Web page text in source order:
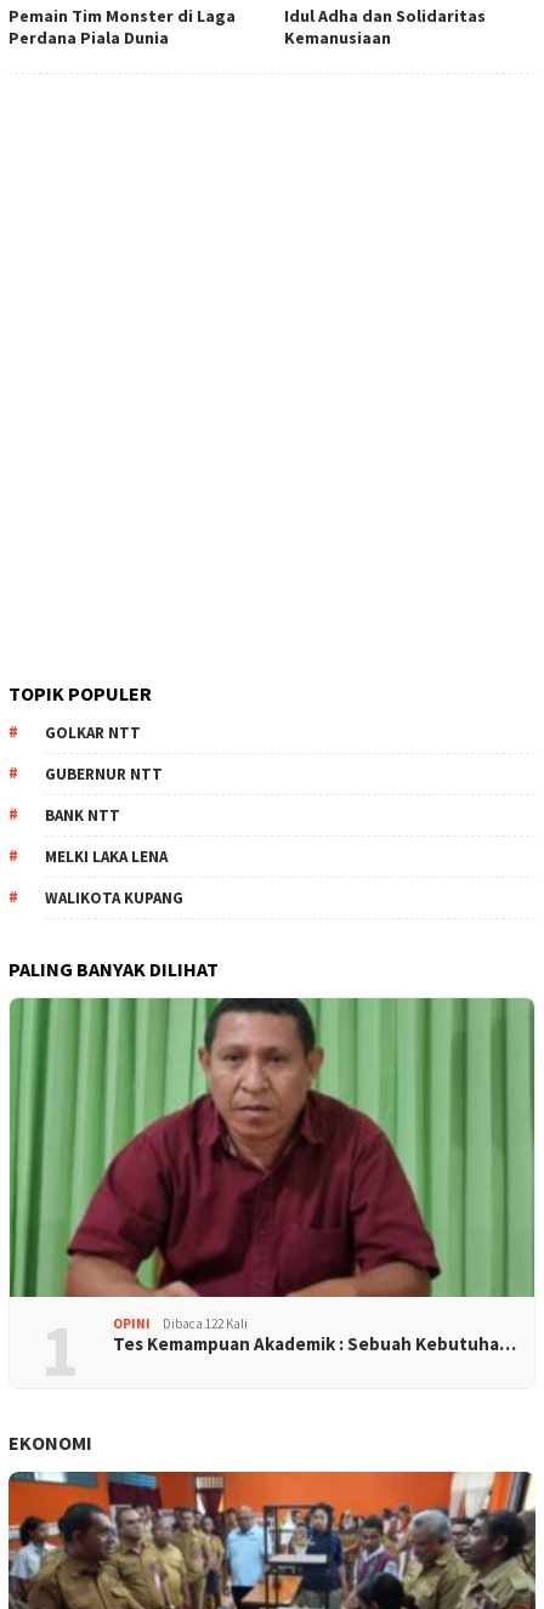
Pemain Tim Monster di Laga
Perdana Piala Dunia
Idul Adha dan Solidaritas
Kemanusiaan
TOPIK POPULER
GOLKAR NTT
GUBERNUR NTT
BANK NTT
MELKI LAKA LENA
WALIKOTA KUPANG
PALING BANYAK DILIHAT
1 OPINI Dibaca 122 Kali
Tes Kemampuan Akademik : Sebuah Kebutuha…
EKONOMI